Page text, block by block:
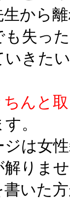
から
も失っ
いきた
んと
。
は女
解りま
いた